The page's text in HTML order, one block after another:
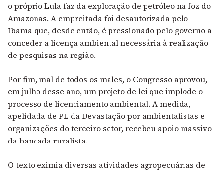
o próprio Lula faz da exploração de petróleo na foz do
Amazonas. A empreitada foi desautorizada pelo
Ibama que, desde então, é pressionado pelo governo a
conceder a licença ambiental necessária à realização
de pesquisas na região.
Por fim, mal de todos os males, o Congresso aprovou,
em julho desse ano, um projeto de lei que implode o
processo de licenciamento ambiental. A medida,
apelidada de PL da Devastação por ambientalistas e
organizações do terceiro setor, recebeu apoio massivo
da bancada ruralista.
O texto eximia diversas atividades agropecuárias de